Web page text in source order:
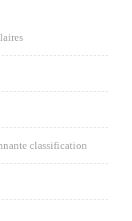
classification